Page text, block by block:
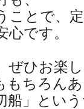
ことで、
です。
ぜひお楽
もちろん
船」とい